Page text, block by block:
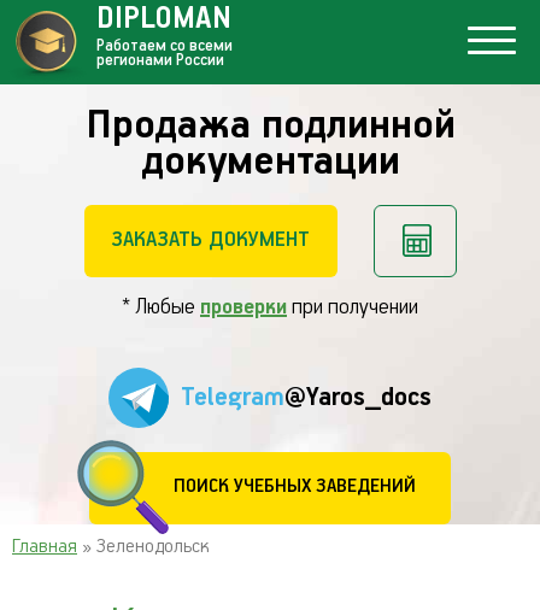
Продажа подлинной
документации
ЗАКАЗАТЬ ДОКУМЕНТ
* Любые проверки при получении
Telegram@Yaros_docs
ПОИСК УЧЕБНЫХ ЗАВЕДЕНИЙ
DIPLOMAN
Работаем со всеми
регионами России
Главная » Зеленодольск